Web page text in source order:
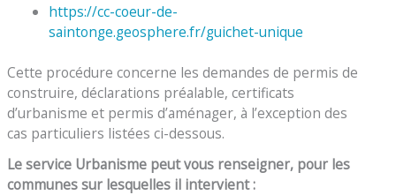
https://cc-coeur-de-
saintonge.geosphere.fr/guichet-unique
Cette procédure concerne les demandes de permis de
construire, déclarations préalable, certificats
d’urbanisme et permis d’aménager, à l’exception des
cas particuliers listées ci-dessous.
Le service Urbanisme peut vous renseigner, pour les
communes sur lesquelles il intervient :